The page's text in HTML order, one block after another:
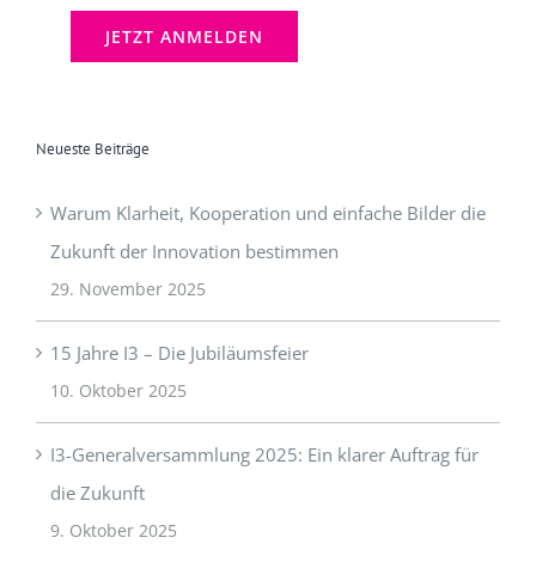
Neueste Beiträge
Warum Klarheit, Kooperation und einfache Bilder die
Zukunft der Innovation bestimmen
29. November 2025
15 Jahre I3 – Die Jubiläumsfeier
10. Oktober 2025
I3-Generalversammlung 2025: Ein klarer Auftrag für
die Zukunft
9. Oktober 2025